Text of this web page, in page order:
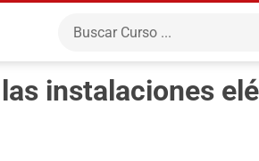
instalaciones